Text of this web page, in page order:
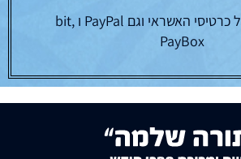
עובדים עם כל כרטיסי האשראי וגם PayPal ו bit,
PayBox